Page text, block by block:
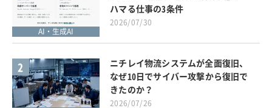
AI・生成AI
ハマる仕事の3条件
2026/07/30
2
ニチレイ物流システムが全面復旧、
なぜ10日でサイバー攻撃から復旧で
きたのか？
2026/07/26